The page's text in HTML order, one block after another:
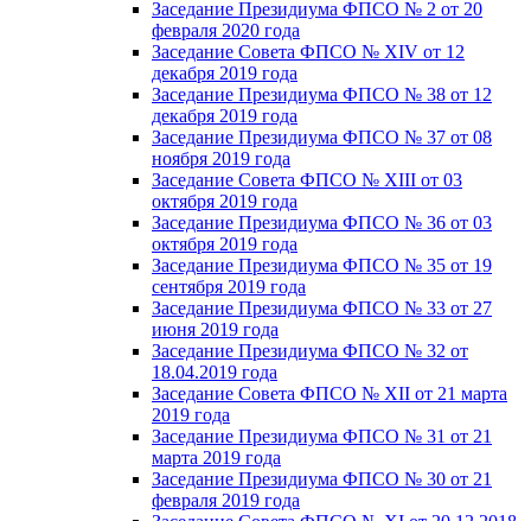
Заседание Президиума ФПСО № 2 от 20
февраля 2020 года
Заседание Совета ФПСО № XIV от 12
декабря 2019 года
Заседание Президиума ФПСО № 38 от 12
декабря 2019 года
Заседание Президиума ФПСО № 37 от 08
ноября 2019 года
Заседание Совета ФПСО № XIII от 03
октября 2019 года
Заседание Президиума ФПСО № 36 от 03
октября 2019 года
Заседание Президиума ФПСО № 35 от 19
сентября 2019 года
Заседание Президиума ФПСО № 33 от 27
июня 2019 года
Заседание Президиума ФПСО № 32 от
18.04.2019 года
Заседание Совета ФПСО № XII от 21 марта
2019 года
Заседание Президиума ФПСО № 31 от 21
марта 2019 года
Заседание Президиума ФПСО № 30 от 21
февраля 2019 года